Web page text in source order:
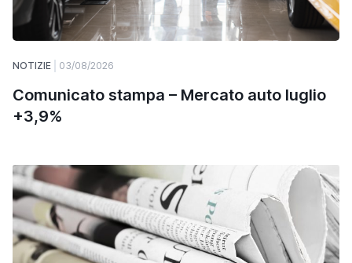
NOTIZIE 03/08/2026
Comunicato stampa – Mercato auto luglio
+3,9%